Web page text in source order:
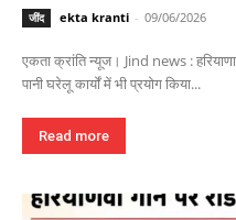
जींद ekta kranti - 09/06/2026
एकता क्रांति न्यूज। Jind news :
पानी घरेलू कार्यों में भी प्रयोग किया...
Read more